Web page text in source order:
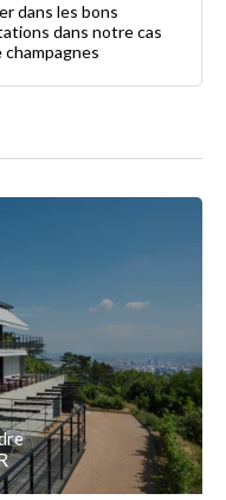
dans les bons
dans notre cas
champagnes